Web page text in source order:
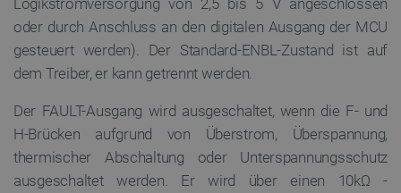
Logikstromversorgung von 2,5 bis 5 V angeschlossen
oder durch Anschluss an den digitalen Ausgang der MCU
gesteuert werden). Der Standard-ENBL-Zustand ist auf
dem Treiber, er kann getrennt werden.
Der FAULT-Ausgang wird ausgeschaltet, wenn die F- und
H-Brücken aufgrund von Überstrom, Überspannung,
thermischer Abschaltung oder Unterspannungsschutz
ausgeschaltet werden. Er wird über einen 10kΩ-
critAccountId botland.de